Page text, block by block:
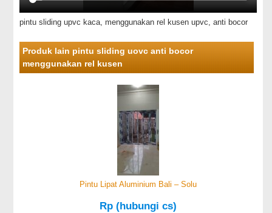
pintu sliding upvc kaca, menggunakan rel kusen upvc, anti bocor
Produk lain pintu sliding uovc anti bocor
menggunakan rel kusen
Pintu Lipat Aluminium Bali – Solu
Rp (hubungi cs)